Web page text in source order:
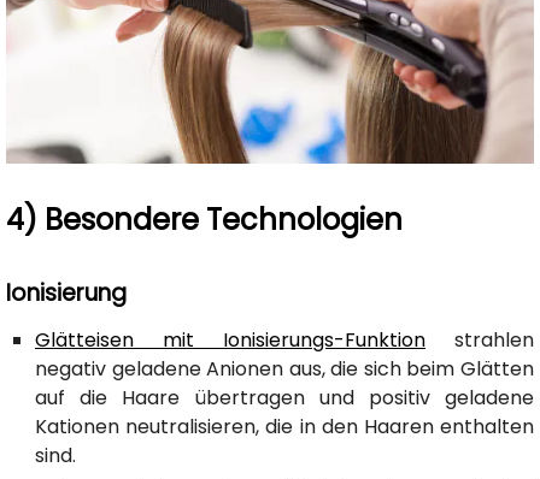
4) Besondere Technologien
Ionisierung
Glätteisen mit Ionisierungs-Funktion strahlen
negativ geladene Anionen aus, die sich beim Glätten
auf die Haare übertragen und positiv geladene
Kationen neutralisieren, die in den Haaren enthalten
sind.